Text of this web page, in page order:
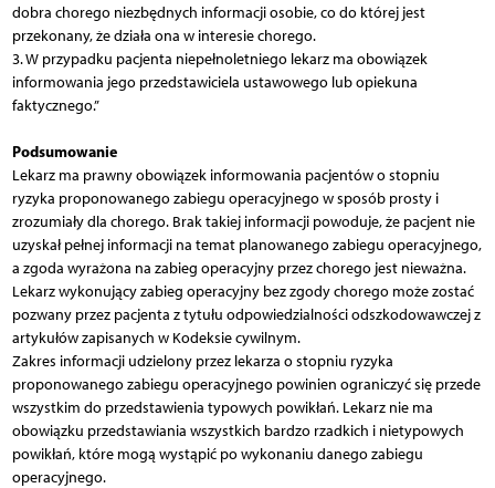
dobra chorego niezbędnych informacji osobie, co do której jest
przekonany, że działa ona w interesie chorego.
3. W przypadku pacjenta niepełnoletniego lekarz ma obowiązek
informowania jego przedstawiciela ustawowego lub opiekuna
faktycznego.”
Podsumowanie
Lekarz ma prawny obowiązek informowania pacjentów o stopniu
ryzyka proponowanego zabiegu operacyjnego w sposób prosty i
zrozumiały dla chorego. Brak takiej informacji powoduje, że pacjent nie
uzyskał pełnej informacji na temat planowanego zabiegu operacyjnego,
a zgoda wyrażona na zabieg operacyjny przez chorego jest nieważna.
Lekarz wykonujący zabieg operacyjny bez zgody chorego może zostać
pozwany przez pacjenta z tytułu odpowiedzialności odszkodowawczej z
artykułów zapisanych w Kodeksie cywilnym.
Zakres informacji udzielony przez lekarza o stopniu ryzyka
proponowanego zabiegu operacyjnego powinien ograniczyć się przede
wszystkim do przedstawienia typowych powikłań. Lekarz nie ma
obowiązku przedstawiania wszystkich bardzo rzadkich i nietypowych
powikłań, które mogą wystąpić po wykonaniu danego zabiegu
operacyjnego.